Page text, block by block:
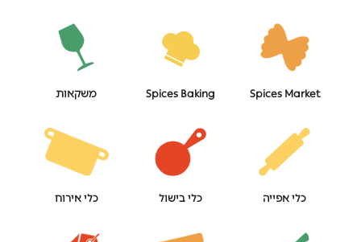
Spices Market
Spices Baking משקאות
כלי אפייה כלי בישול כלי אירוח